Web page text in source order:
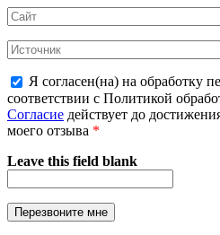
Я согласен(на) на обработку
соответствии с Политикой
Согласие действует до
моего отзыва *
Leave this field blank